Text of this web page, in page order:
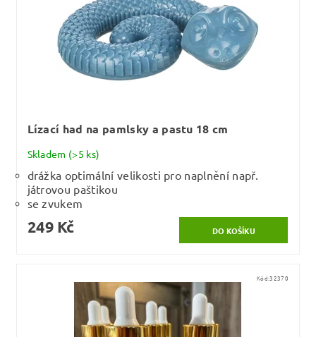
Lízací had na pamlsky a pastu 18 cm
Skladem (>5 ks)
drážka optimální velikosti pro naplnění např.
játrovou paštikou
se zvukem
249 Kč
Kód:32370